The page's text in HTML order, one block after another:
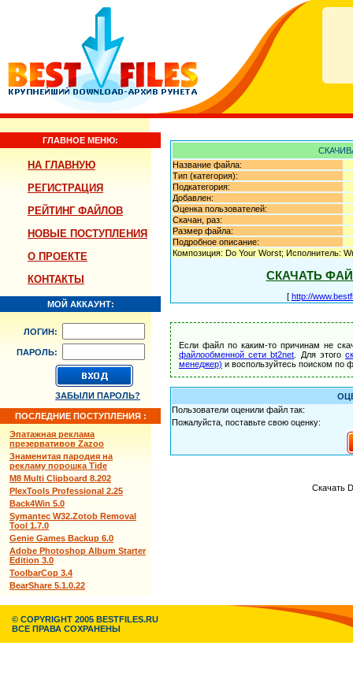
ГЛАВНОЕ МЕНЮ:
НА ГЛАВНУЮ
РЕГИСТРАЦИЯ
РЕЙТИНГ ФАЙЛОВ
НОВЫЕ ПОСТУПЛЕНИЯ
О ПРОЕКТЕ
КОНТАКТЫ
МОЙ АККАУНТ:
ЛОГИН:
ПАРОЛЬ:
ЗАБЫЛИ ПАРОЛЬ?
ПОСЛЕДНИЕ ПОСТУПЛЕНИЯ :
Эпатажная реклама
презервативов Zazoo
Знаменитая пародия на
рекламу порошка Tide
M8 Multi Clipboard 8.202
PlexTools Professional 2.25
Back4Win 5.0
Symantec W32.Zotob Removal
Tool 1.7.0
Genie Games Backup 6.0
Adobe Photoshop Album Starter
Edition 3.0
ToolbarCop 3.4
BearShare 5.1.0.22
Название файла:
Тип (категория):
Подкатегория:
Добавлен:
Оценка пользователей:
Скачан, раз:
Размер файла:
Подробное описание:
Композиция: Do Your Worst; Исполнитель:
СКАЧАТЬ
[ http://
Если файл по каким-то причинам не
файлообменной сети bt2net . Для этого
менеджер) и воспользуйтесь поиском по
Пользователи оценили файл так:
Пожалуйста, поставьте свою оценку:
Скачать
© COPYRIGHT 2005 BESTFILES.RU
ВСЕ ПРАВА СОХРАНЕНЫ